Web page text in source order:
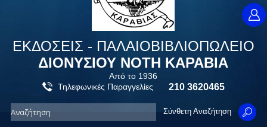
ΕΚΔΟΣΕΙΣ - ΠΑΛΑΙΟΒΙΒΛΙΟΠΩΛΕΙΟ
ΔΙΟΝΥΣΙΟΥ ΝΟΤΗ ΚΑΡΑΒΙΑ
Από το 1936
Τηλεφωνικές Παραγγελίες
210 3620465
Σύνθετη Αναζήτηση